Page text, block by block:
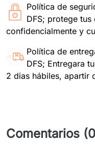
Política de
DFS; protege
confidencialmente y
Política de
DFS; Entregara
2 dias hábiles, apartir
Comentarios